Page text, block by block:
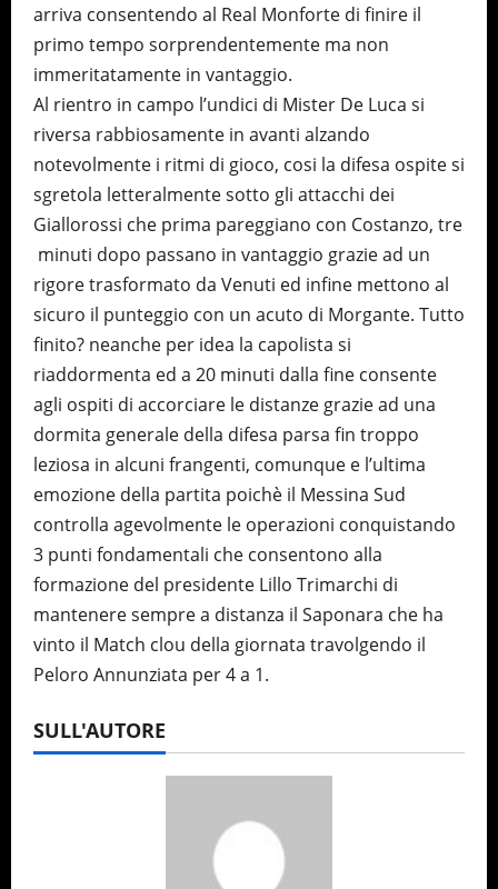
arriva consentendo al Real Monforte di finire il
primo tempo sorprendentemente ma non
immeritatamente in vantaggio.
Al rientro in campo l’undici di Mister De Luca si
riversa rabbiosamente in avanti alzando
notevolmente i ritmi di gioco, cosi la difesa ospite si
sgretola letteralmente sotto gli attacchi dei
Giallorossi che prima pareggiano con Costanzo, tre
minuti dopo passano in vantaggio grazie ad un
rigore trasformato da Venuti ed infine mettono al
sicuro il punteggio con un acuto di Morgante. Tutto
finito? neanche per idea la capolista si
riaddormenta ed a 20 minuti dalla fine consente
agli ospiti di accorciare le distanze grazie ad una
dormita generale della difesa parsa fin troppo
leziosa in alcuni frangenti, comunque e l’ultima
emozione della partita poichè il Messina Sud
controlla agevolmente le operazioni conquistando
3 punti fondamentali che consentono alla
formazione del presidente Lillo Trimarchi di
mantenere sempre a distanza il Saponara che ha
vinto il Match clou della giornata travolgendo il
Peloro Annunziata per 4 a 1.
SULL'AUTORE